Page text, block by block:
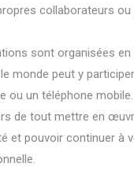
collaborateurs ou
sont organisées en
monde peut y
ou un téléphone mobile.
de tout mettre en
et pouvoir continuer à